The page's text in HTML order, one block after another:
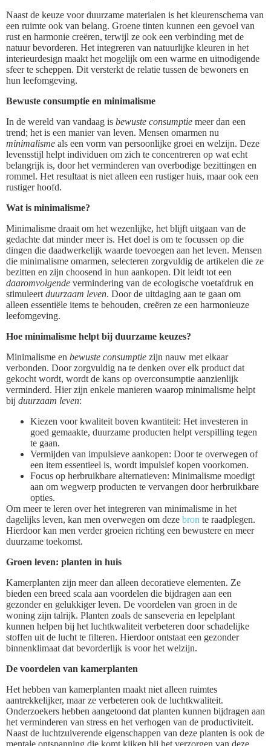
Naast de keuze voor duurzame materialen is het kleurenschema van
een ruimte ook van belang. Groene tinten kunnen een gevoel van
rust en harmonie creëren, terwijl ze ook een verbinding met de
natuur bevorderen. Het integreren van natuurlijke kleuren in het
interieurdesign maakt het mogelijk om een warme en uitnodigende
sfeer te scheppen. Dit versterkt de relatie tussen de bewoners en
hun leefomgeving.
Bewuste consumptie en minimalisme
In de wereld van vandaag is bewuste consumptie meer dan een
trend; het is een manier van leven. Mensen omarmen nu
minimalisme als een vorm van persoonlijke groei en welzijn. Deze
levensstijl helpt individuen om zich te concentreren op wat echt
belangrijk is, door het verminderen van overbodige bezittingen en
rommel. Het resultaat is niet alleen een rustiger huis, maar ook een
rustiger hoofd.
Wat is minimalisme?
Minimalisme draait om het wezenlijke, het blijft uitgaan van de
gedachte dat minder meer is. Het doel is om te focussen op die
dingen die daadwerkelijk waarde toevoegen aan het leven. Mensen
die minimalisme omarmen, selecteren zorgvuldig de artikelen die ze
bezitten en zijn choosend in hun aankopen. Dit leidt tot een
daaromvolgende vermindering van de ecologische voetafdruk en
stimuleert duurzaam leven. Door de uitdaging aan te gaan om
alleen essentiële items te behouden, creëren ze een harmonieuze
leefomgeving.
Hoe minimalisme helpt bij duurzame keuzes?
Minimalisme en bewuste consumptie zijn nauw met elkaar
verbonden. Door zorgvuldig na te denken over elk product dat
gekocht wordt, wordt de kans op overconsumptie aanzienlijk
verminderd. Hier zijn enkele manieren waarop minimalisme helpt
bij duurzaam leven:
Kiezen voor kwaliteit boven kwantiteit: Het investeren in
goed gemaakte, duurzame producten helpt verspilling tegen
te gaan.
Vermijden van impulsieve aankopen: Door te overwegen of
een item essentieel is, wordt impulsief kopen voorkomen.
Focus op herbruikbare alternatieven: Minimalisme moedigt
aan om wegwerp producten te vervangen door herbruikbare
opties.
Om meer te leren over het integreren van minimalisme in het
dagelijks leven, kan men overwegen om deze bron te raadplegen.
Hierdoor kan men verder groeien richting een bewustere en meer
duurzame toekomst.
Groen leven: planten in huis
Kamerplanten zijn meer dan alleen decoratieve elementen. Ze
bieden een breed scala aan voordelen die bijdragen aan een
gezonder en gelukkiger leven. De voordelen van groen in de
woning zijn talrijk. Planten zoals de sanseveria en lepelplant
kunnen helpen bij het luchtkwaliteit verbeteren door schadelijke
stoffen uit de lucht te filteren. Hierdoor ontstaat een gezonder
binnenklimaat dat bevorderlijk is voor het welzijn.
De voordelen van kamerplanten
Het hebben van kamerplanten maakt niet alleen ruimtes
aantrekkelijker, maar ze verbeteren ook de luchtkwaliteit.
Onderzoekers hebben aangetoond dat planten kunnen bijdragen aan
het verminderen van stress en het verhogen van de productiviteit.
Naast de luchtzuiverende eigenschappen van deze planten is ook de
mentale ontspanning die komt kijken bij het verzorgen van deze